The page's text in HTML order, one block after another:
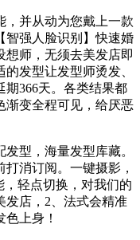
并从动为您戴上一款
智强人脸识别】快速婚
想师，无须去美发店即
发型让发型师烫发、
期366天。各类结果都
渐变全程可见，给厌恶
型，海量发型库藏。
消订阅。一键摄影，
轻点切换，对我们的
发店，2、法式会精准
上身！